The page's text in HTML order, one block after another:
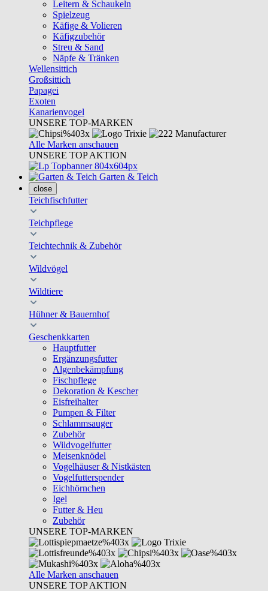
Leitern & Schaukeln
Spielzeug
Käfige & Volieren
Käfigzubehör
Streu & Sand
Näpfe & Tränken
Wellensittich
Großsittich
Papagei
Exoten
Kanarienvogel
UNSERE TOP-MARKEN
Alle Marken anschauen
UNSERE TOP AKTION
Garten & Teich
close
Teichfischfutter
Teichpflege
Teichtechnik & Zubehör
Wildvögel
Wildtiere
Hühner & Bauernhof
Geschenkkarten
Hauptfutter
Ergänzungsfutter
Algenbekämpfung
Fischpflege
Dekoration & Kescher
Eisfreihalter
Pumpen & Filter
Schlammsauger
Zubehör
Wildvogelfutter
Meisenknödel
Vogelhäuser & Nistkästen
Vogelfutterspender
Eichhörnchen
Igel
Futter & Heu
Zubehör
UNSERE TOP-MARKEN
Alle Marken anschauen
UNSERE TOP AKTION